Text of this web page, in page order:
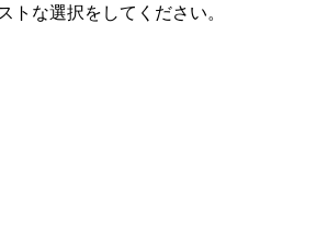
トな選択をしてください。